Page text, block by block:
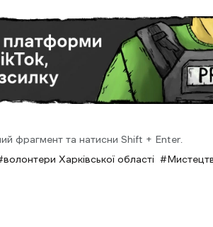
фрагмент та натисни Shift + Enter.
волонтери Харківської області